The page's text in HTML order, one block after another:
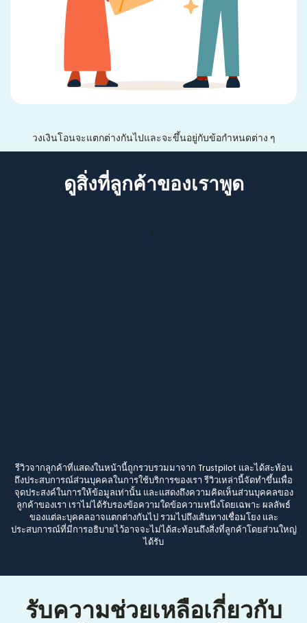
วงเงินโอนจะแตกต่างกันไปและจะขึ้นอยู่กับข้อกำหนดต่าง ๆ
ดูสิ่งที่ลูกค้าของเราพูด
รีวิวจากลูกค้าที่แสดงในหน้านี้ถูกรวบรวมมาจาก Trustpilot และได้สะท้อน
ถึงประสบการณ์ส่วนบุคคลในการใช้บริการของเรา รีวิวเหล่านี้จัดทำขึ้นเพื่อ
จุดประสงค์ในการให้ข้อมูลเท่านั้น และแสดงถึงความคิดเห็นส่วนบุคคลของ
ลูกค้าของเรา เราไม่ได้รับรองข้อความใดข้อความหนึ่งโดยเฉพาะ ผลลัพธ์
ของแต่ละบุคคลอาจแตกต่างกันไป รวมไปถึงเส้นทางเชื่อมโยง และ
ประสบการณ์ที่มีการอธิบายไว้อาจจะไม่ได้สะท้อนถึงสิ่งที่ลูกค้าโดยส่วนใหญ่
ได้รับ
รับความช่วยเหลือเกี่ยวกับ